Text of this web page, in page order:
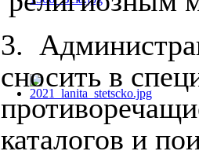
3.
сносить в
каталогов и